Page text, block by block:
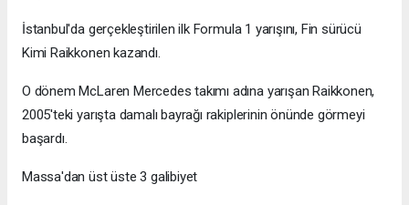
İstanbul'da gerçekleştirilen ilk Formula 1 yarışını, Fin sürücü
Kimi Raikkonen kazandı.
O dönem McLaren Mercedes takımı adına yarışan Raikkonen,
2005'teki yarışta damalı bayrağı rakiplerinin önünde görmeyi
başardı.
Massa'dan üst üste 3 galibiyet